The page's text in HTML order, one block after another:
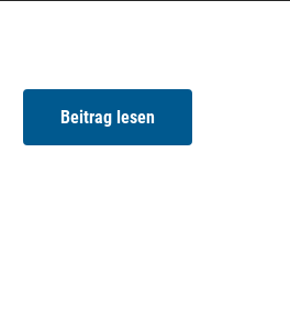
Beitrag lesen